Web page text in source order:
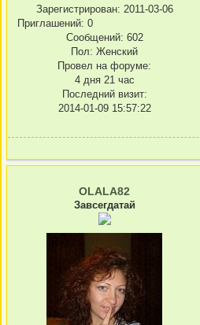
Зарегистрирован: 2011-03-06
Приглашений: 0
Сообщений: 602
Пол: Женский
Провел на форуме:
4 дня 21 час
Последний визит:
2014-01-09 15:57:22
OLALA82
Завсегдатай